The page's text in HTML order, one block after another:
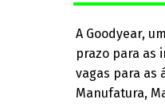
A Goodyear,
prazo para as
vagas para as
Manufatura,